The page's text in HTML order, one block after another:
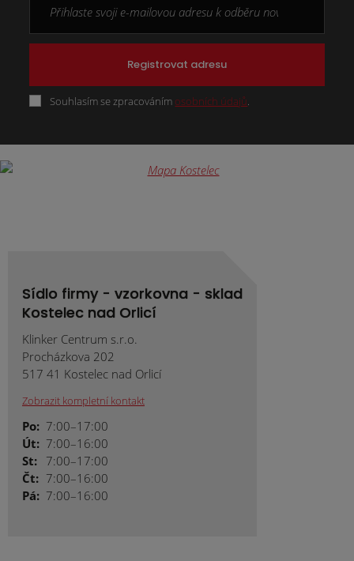
Registrovat adresu
Souhlasím se zpracováním osobních údajů.
Sídlo firmy - vzorkovna - sklad
Kostelec nad Orlicí
Klinker Centrum s.r.o.
Procházkova 202
517 41 Kostelec nad Orlicí
Zobrazit kompletní kontakt
Po: 7:00–17:00
Út: 7:00–16:00
St: 7:00–17:00
Čt: 7:00–16:00
Pá: 7:00–16:00